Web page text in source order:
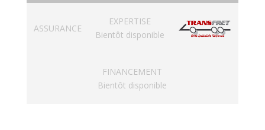
ASSURANCE
EXPERTISE
Bientôt disponible
FINANCEMENT
Bientôt disponible